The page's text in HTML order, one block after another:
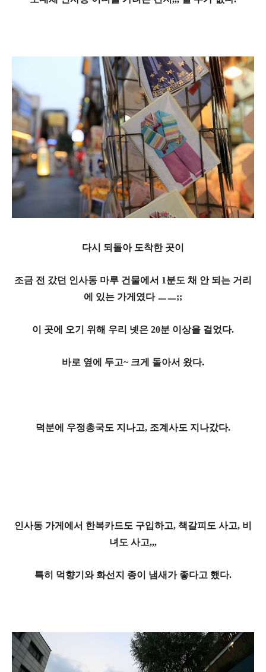
다시 되돌아 도착한 곳이
조금 전 갔던 인사동 마루 건물에서 1분도 채 안 되는 거리
에 있는 가게였다 ㅡㅡ;;
이 곳에 오기 위해 우리 넷은 20분 이상을 걸었다.
바로 옆에 두고~ 크게 돌아서 왔다.
덕분에 우정총국도 지나고, 조계사도 지나갔다.
인사동 가게에서 한복카드도 구입하고, 책갈피도 사고, 비
녀도 사고,,,
특히 먹향기와 화선지 종이 냄새가 좋다고 했다.